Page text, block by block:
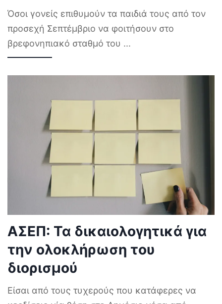
Όσοι γονείς επιθυμούν τα παιδιά τους από τον
προσεχή Σεπτέμβριο να φοιτήσουν στο
βρεφονηπιακό σταθμό του ...
ΑΣΕΠ: Τα δικαιολογητικά για
την ολοκλήρωση του
διορισμού
Είσαι από τους τυχερούς που κατάφερες να